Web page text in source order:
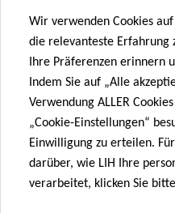
metabolite mechanisms
disease in a genetically
Forschungsartikel in der
veröffentlicht. [doi.org/
Finanzierung und
Eine ehemalige Postdoc-
Professor Desai, Dr. Marie
Wir verwenden Cookies
die relevanteste Erfahrung
Ihre Präferenzen erinnern
Indem Sie auf „Alle
Verwendung ALLER
„Cookie-Einstellungen“
Einwilligung zu erteilen.
darüber, wie LIH Ihre
verarbeitet, klicken Sie bitte